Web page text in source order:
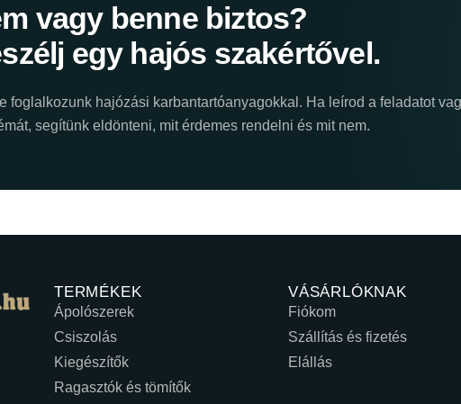
vagy benne biztos?
egy hajós szakértővel.
foglalkozunk hajózási karbantartóanyagokkal. Ha leírod a feladatot
segítünk eldönteni, mit érdemes rendelni és mit nem.
TERMÉKEK
Ápolószerek
Csiszolás
Kiegészítők
Ragasztók és tömítők
VÁSÁRLÓKNAK
Fiókom
Szállítás és fizetés
Elállás